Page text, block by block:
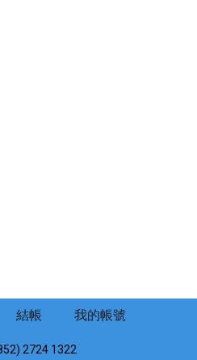
結帳 我的帳號
2724 1322